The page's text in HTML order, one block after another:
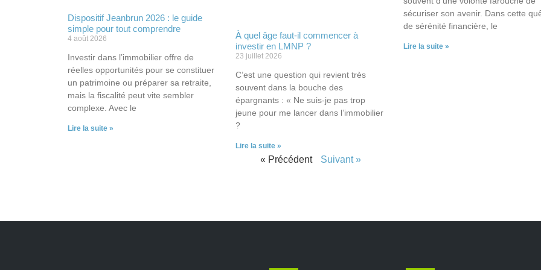
Dispositif Jeanbrun 2026 : le guide
simple pour tout comprendre
4 août 2026
Investir dans l’immobilier offre de
réelles opportunités pour se constituer
un patrimoine ou préparer sa retraite,
mais la fiscalité peut vite sembler
complexe. Avec le
Lire la suite »
À quel âge faut-il commencer à
investir en LMNP ?
23 juillet 2026
C’est une question qui revient très
souvent dans la bouche des
épargnants : « Ne suis-je pas trop
jeune pour me lancer dans l’immobilier
?
Lire la suite »
sécuriser son avenir. Dans cette
de sérénité financière, le
Lire la suite »
« Précédent Suivant »